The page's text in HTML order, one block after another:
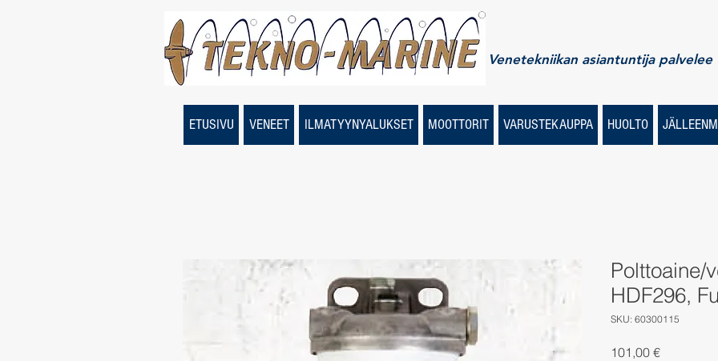
Venetekniikan asiantuntija palvelee
ETUSIVU VENEET ILMATYYNYALUKSET MOOTTORIT VARUSTEKAUPPA HUOLTO
Polttoaine/
HDF296,
SKU: 60300115
101,00 €Price